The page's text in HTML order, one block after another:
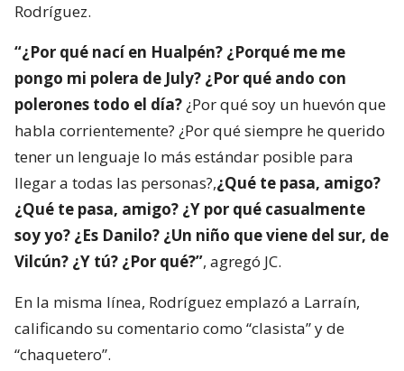
Rodríguez.
“¿Por qué nací en Hualpén? ¿Porqué me me
pongo mi polera de July? ¿Por qué ando con
polerones todo el día?¿Por qué soy un huevón que
habla corrientemente? ¿Por qué siempre he querido
tener un lenguaje lo más estándar posible para
llegar a todas las personas?,¿Qué te pasa, amigo?
¿Qué te pasa, amigo? ¿Y por qué casualmente
soy yo? ¿Es Danilo? ¿Un niño que viene del sur, de
Vilcún? ¿Y tú? ¿Por qué?”, agregó JC.
En la misma línea, Rodríguez emplazó a Larraín,
calificando su comentario como “clasista” y de
“chaquetero”.